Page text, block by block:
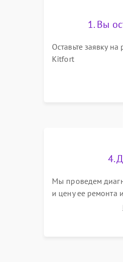
1. Вы
Оставьте заявку
Kitfort
4.
Мы проведем
и цену ее ремонта